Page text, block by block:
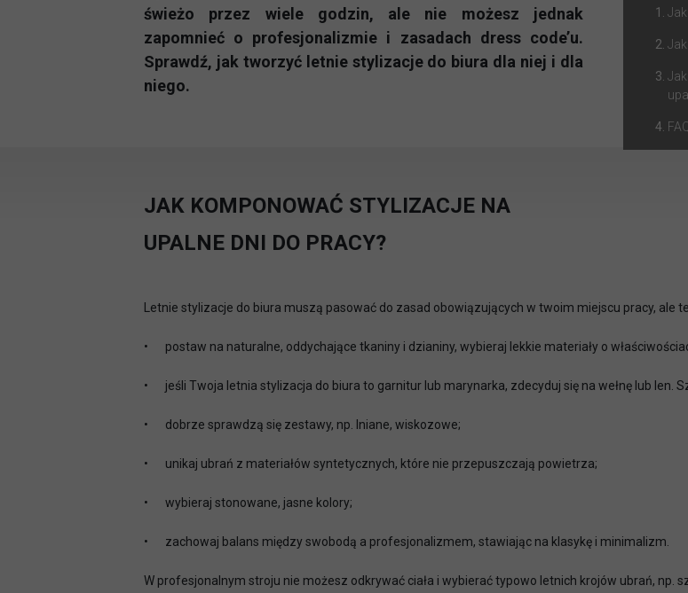
świeżo przez wiele godzin, ale nie możesz jednak
zapomnieć o profesjonalizmie i zasadach dress code’u.
Sprawdź, jak tworzyć letnie stylizacje do biura dla niej i dla
niego.
JAK KOMPONOWAĆ STYLIZACJE NA
UPALNE DNI DO PRACY?
Letnie stylizacje do biura muszą pasować do zasad obowiązujących w twoim miejscu pracy, ale
• postaw na naturalne, oddychające tkaniny i dzianiny, wybieraj lekkie materiały o
• jeśli Twoja letnia stylizacja do biura to garnitur lub marynarka, zdecyduj się na wełnę lub len.
• dobrze sprawdzą się zestawy, np. lniane, wiskozowe;
• unikaj ubrań z materiałów syntetycznych, które nie przepuszczają powietrza;
• wybieraj stonowane, jasne kolory;
• zachowaj balans między swobodą a profesjonalizmem, stawiając na klasykę i minimalizm.
W profesjonalnym stroju nie możesz odkrywać ciała i wybierać typowo letnich krojów ubrań, np.